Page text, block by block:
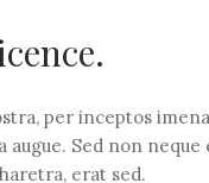
per inceptos
Sed non neque
erat sed.